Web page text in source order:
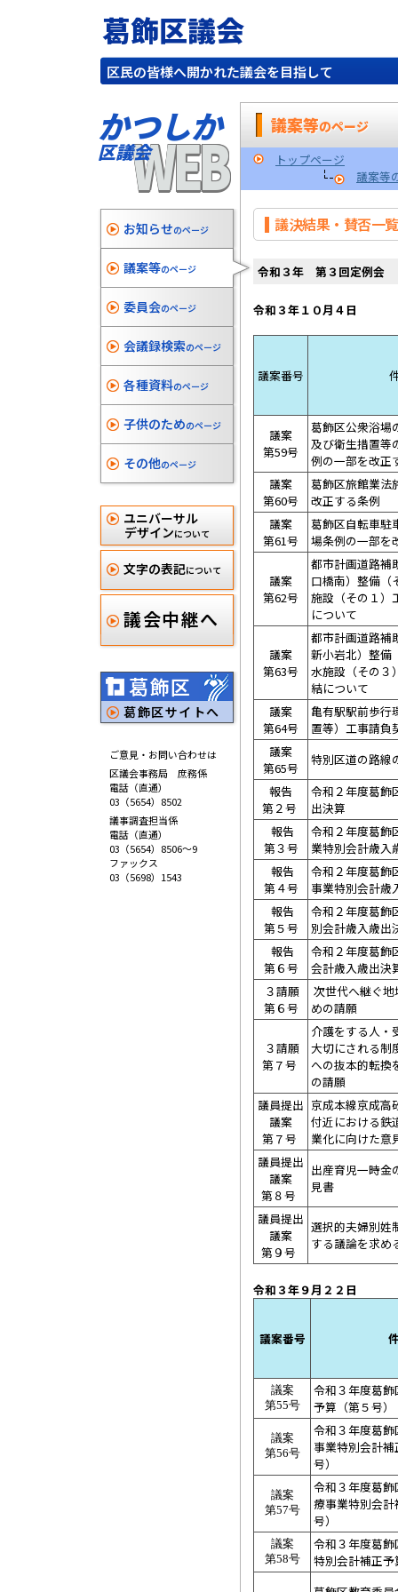
葛飾区議会
区民の皆様へ開かれた議会を目指して
かつしか
区議会WEB
お知らせのページ
議案等のページ
委員会のページ
会議録検索のページ
各種資料のページ
子供のためのページ
その他のページ
ユニバーサル
デザインについて
文字の表記について
議会中継へ
葛飾区
葛飾区サイトへ
ご意見・お問い合わせは
区議会事務局 庶務係
電話（直通）
03（5654）8502
議事調査担当係
電話（直通）
03（5654）8506～9
ファックス
03（5698）1543
議案等のページ
トップページ
議案等
議決結果・賛否一覧
令和３年 第３回定例会
令和３年１
議案番号
議案
第59号
葛飾区公衆浴場
及び衛生措置等
例の一部を改正
議案
第60号
葛飾区旅館業法
改正する条例
議案
第61号
葛飾区自転車駐
場条例の一部を
議案
第62号
都市計画道路補
口橋南）整備（
施設（その１）
について
議案
第63号
都市計画道路補
新小岩北）整備
水施設（その３
結について
議案
第64号
亀有駅駅前歩行
置等）工事請負
議案
第65号
特別区道の路線
報告
第２号
令和２年度葛飾
出決算
報告
第３号
令和２年度葛飾
業特別会計歳入
報告
第４号
令和２年度葛飾
事業特別会計歳
報告
第５号
令和２年度葛飾
別会計歳入歳出
報告
第６号
令和２年度葛飾
会計歳入歳出決
３請願
第６号
次世代へ継ぐ
めの請願
３請願
第７号
介護をする人・
大切にされる制
への抜本的転換
の請願
議員提出
議案
第７号
京成本線京成高
付近における鉄
業化に向けた意
議員提出
議案
第８号
出産育児一時金
見書
議員提出
議案
第９号
選択的夫婦別姓
する議論を求め
令和３年９
議案番号
議案
第55号
令和３年度葛
予算（第５号）
議案
第56号
令和３年度葛
事業特別会計
号）
議案
第57号
令和３年度葛
療事業特別会
号）
議案
第58号
令和３年度葛
特別会計補正